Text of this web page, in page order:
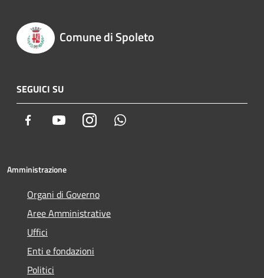
Comune di Spoleto
SEGUICI SU
Facebook YoutubeInstagram
Amministrazione
Organi di Governo
Aree Amministrative
Uffici
Enti e fondazioni
Politici